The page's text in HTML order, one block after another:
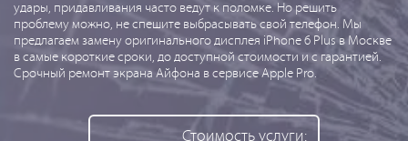
удары, придавливания часто ведут к поломке. Но решить
проблему можно, не спешите выбрасывать свой телефон. Мы
предлагаем замену оригинального дисплея iPhone 6 Plus в Москве
в самые короткие сроки, до доступной стоимости и с гарантией.
Срочный ремонт экрана Айфона в сервисе Apple Pro.
Стоимость услуги: